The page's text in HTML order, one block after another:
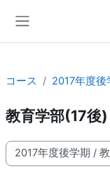
コース 2017年度後
教育学部(17後)
コースカテゴリ